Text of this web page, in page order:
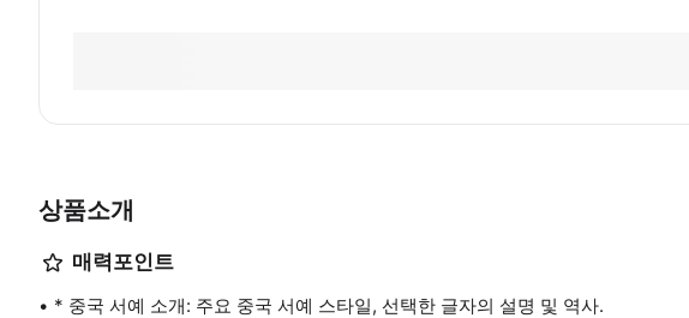
상품소개
매력포인트
* 중국 서예 소개: 주요 중국 서예 스타일, 선택한 글자의 설명 및 역사.